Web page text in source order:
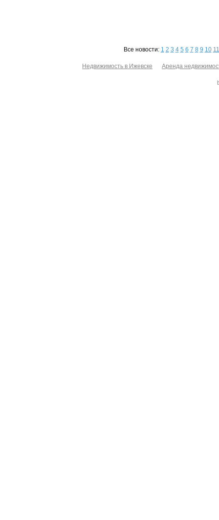
Все новости: 1 2 3 4 5 6 7 8 9 10 11
Недвижимость в Ижевске Аренда